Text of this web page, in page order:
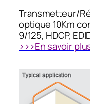
Transmetteur/
optique 10Km
9/125, HDCP,
>>>En savoir